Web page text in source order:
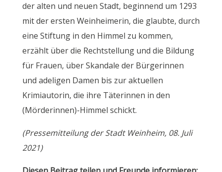
der alten und neuen Stadt, beginnend um 1293
mit der ersten Weinheimerin, die glaubte, durch
eine Stiftung in den Himmel zu kommen,
erzählt über die Rechtstellung und die Bildung
für Frauen, über Skandale der Bürgerinnen
und adeligen Damen bis zur aktuellen
Krimiautorin, die ihre Täterinnen in den
(Mörderinnen)-Himmel schickt.
(Pressemitteilung der Stadt Weinheim, 08. Juli
2021)